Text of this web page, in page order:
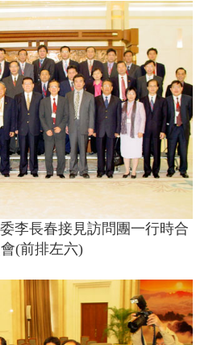
李長春接見訪問團一行時合
(前排左六)